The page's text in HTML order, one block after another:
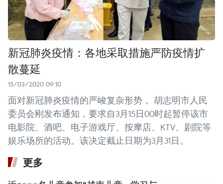
新冠肺炎疫情：各地采取措施严防疫情扩
散蔓延
15/03/2020 09:10
面对新冠肺炎疫情的严峻复杂形势， 胡志明市人民
委员会刚发布通知，要求自3月15日00时起暂停该市
电影院、酒吧、电子游戏厅、按摩店、KTV、剧院等
娱乐场所的活动。该决定截止日期为3月31日。
更多